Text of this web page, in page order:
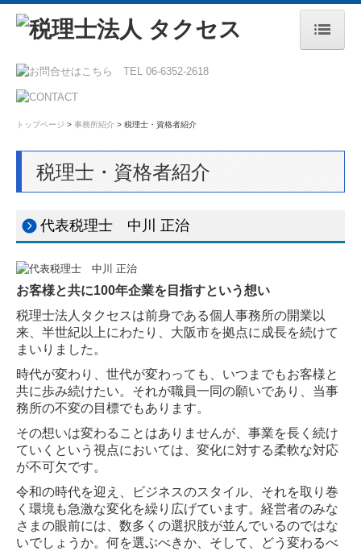
トップページ
私たちの強み
サービス内容
事務所紹介
税理士・資格者紹介
事務所概要・アクセス
トップページ > 事務所紹介 > 税理士・資格者紹介
税理士・資格者紹介
代表税理士 中川 正治
お客様と共に100年企業を目指すという想い
税理士法人タクセスは前身である個人事務所の開業以
来、半世紀以上にわたり、大阪市を拠点に成長を続けて
まいりました。
時代が変わり、世代が変わっても、いつまでもお客様と
共に歩み続けたい。それが職員一同の願いであり、当事
務所の不変の目標でもあります。
その想いは変わることはありませんが、事業を長く続け
ていくという視点においては、変化に対する柔軟な対応
が不可欠です。
令和の時代を迎え、ビジネスのスタイル、それを取り巻
く環境も急激な変化を繰り広げています。経営者のみな
さまの眼前には、数多くの選択肢が並んでいるのではな
いでしょうか。何を選ぶべきか、そして、どう変わるべ